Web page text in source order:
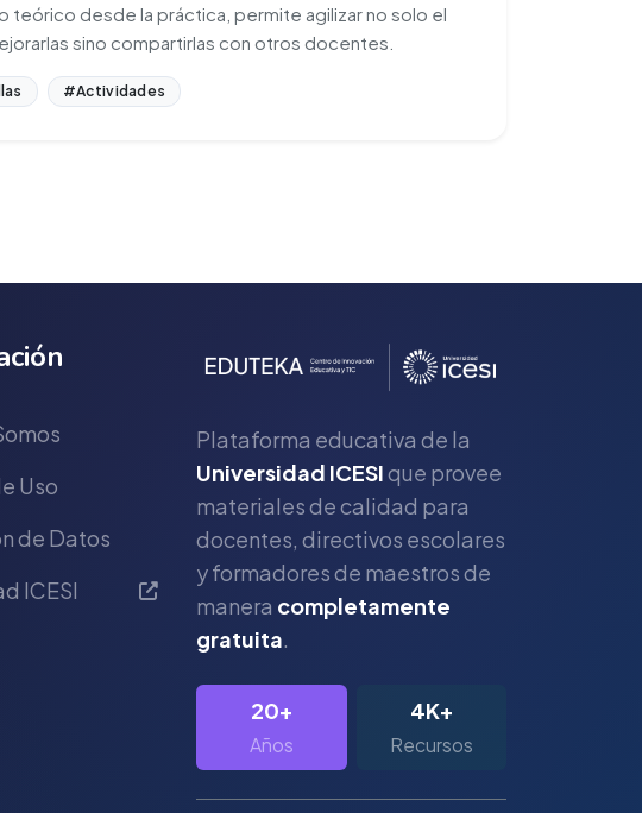
teórico desde la práctica, permite agilizar no solo el
sino compartirlas con otros docentes.
#Actividades
Uso
de Datos
ICESI
Plataforma educativa de la
Universidad ICESIque provee
materiales de calidad para
docentes, directivos escolares
y formadores de maestros de
manera completamente
gratuita.
20+
Años
4K+
Recursos